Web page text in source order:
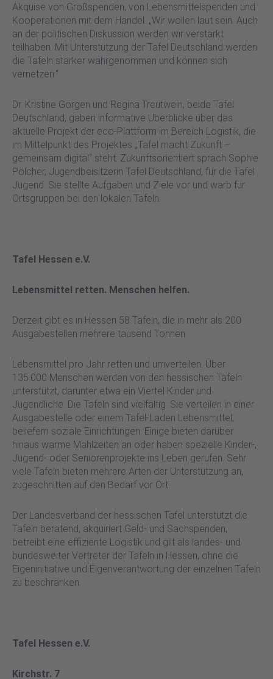
Akquise von Großspenden, von Lebensmittelspenden und
Kooperationen mit dem Handel. „Wir wollen laut sein. Auch
an der politischen Diskussion werden wir verstärkt
teilhaben. Mit Unterstützung der Tafel Deutschland werden
die Tafeln stärker wahrgenommen und können sich
vernetzen.“
Dr. Kristine Görgen und Regina Treutwein, beide Tafel
Deutschland, gaben informative Überblicke über das
aktuelle Projekt der eco-Plattform im Bereich Logistik, die
im Mittelpunkt des Projektes „Tafel macht Zukunft –
gemeinsam digital“ steht. Zukunftsorientiert sprach Sophie
Pölcher, Jugendbeisitzerin Tafel Deutschland, für die Tafel
Jugend. Sie stellte Aufgaben und Ziele vor und warb für
Ortsgruppen bei den lokalen Tafeln.
Tafel Hessen e.V.
Lebensmittel retten. Menschen helfen.
Derzeit gibt es in Hessen 58 Tafeln, die in mehr als 200
Ausgabestellen mehrere tausend Tonnen
Lebensmittel pro Jahr retten und umverteilen. Über
135.000 Menschen werden von den hessischen Tafeln
unterstützt, darunter etwa ein Viertel Kinder und
Jugendliche. Die Tafeln sind vielfältig: Sie verteilen in einer
Ausgabestelle oder einem Tafel-Laden Lebensmittel,
beliefern soziale Einrichtungen. Einige bieten darüber
hinaus warme Mahlzeiten an oder haben spezielle Kinder-,
Jugend- oder Seniorenprojekte ins Leben gerufen. Sehr
viele Tafeln bieten mehrere Arten der Unterstützung an,
zugeschnitten auf den Bedarf vor Ort.
Der Landesverband der hessischen Tafel unterstützt die
Tafeln beratend, akquiriert Geld- und Sachspenden,
betreibt eine effiziente Logistik und gilt als landes- und
bundesweiter Vertreter der Tafeln in Hessen, ohne die
Eigeninitiative und Eigenverantwortung der einzelnen Tafeln
zu beschränken.
Tafel Hessen e.V.
Kirchstr. 7